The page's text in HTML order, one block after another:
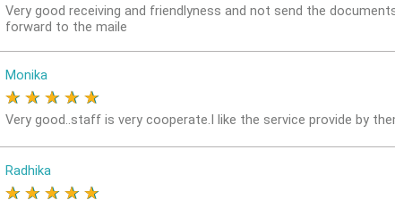
Very good receiving and friendlyness and not send the
forward to the maile
Monika
★ ★ ★ ★ ★
Very good..staff is very cooperate.I like the service provide by
Radhika
★ ★ ★ ★ ★